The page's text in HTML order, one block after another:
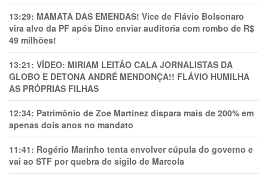
13:29: MAMATA DAS EMENDAS! Vice de Flávio Bolsonaro
vira alvo da PF após Dino enviar auditoria com rombo de R$
49 milhões!
13:21: VÍDEO: MIRIAM LEITÃO CALA JORNALISTAS DA
GLOBO E DETONA ANDRÉ MENDONÇA!! FLÁVIO HUMILHA
AS PRÓPRIAS FILHAS
12:34: Patrimônio de Zoe Martínez dispara mais de 200% em
apenas dois anos no mandato
11:41: Rogério Marinho tenta envolver cúpula do governo e
vai ao STF por quebra de sigilo de Marcola